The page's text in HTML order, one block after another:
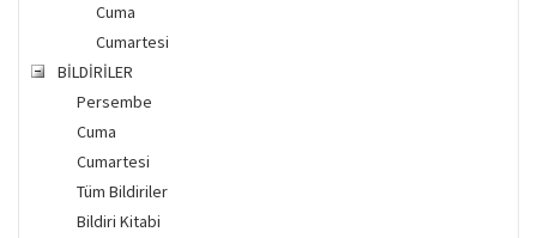
Cuma
Cumartesi
BİLDİRİLER
Persembe
Cuma
Cumartesi
Tüm Bildiriler
Bildiri Kitabi